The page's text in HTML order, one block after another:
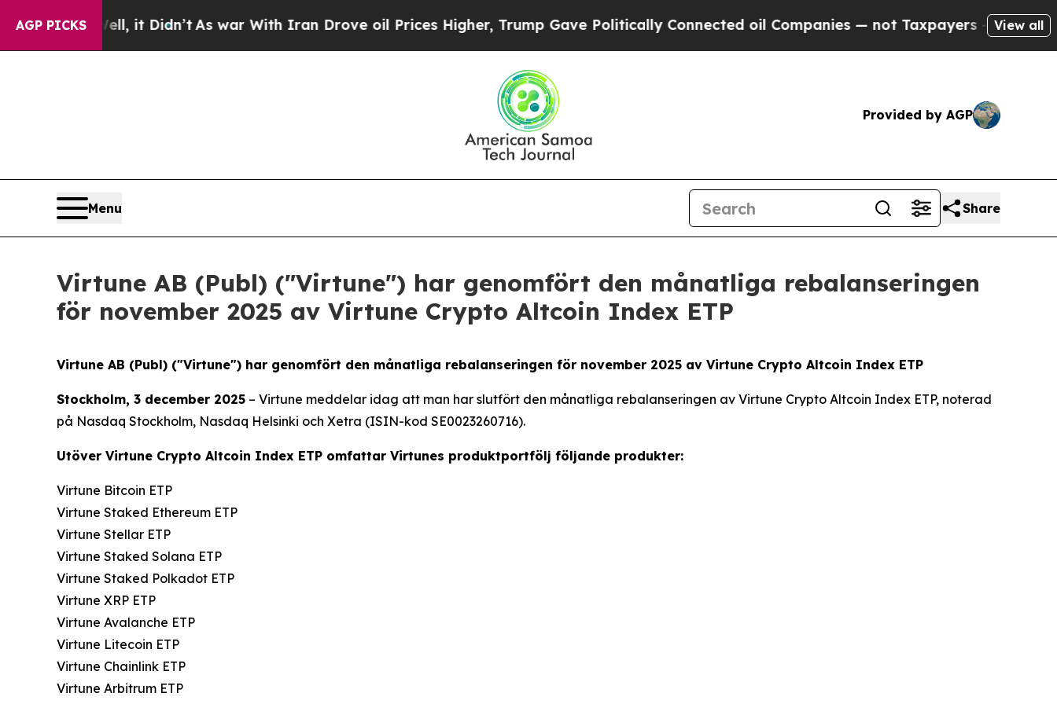
AGP PICKS
Well, it Didn’tAs war With Iran Drove oil Prices Higher, Trump Gave Politically Connected oil Companies — not Taxpayers — the Chance toView all
Provided by AGP
Menu Share
Virtune AB (Publ) ("Virtune") har genomfört den månatliga rebalanseringen
för november 2025 av Virtune Crypto Altcoin Index ETP
Virtune AB (Publ) ("Virtune") har genomfört den månatliga rebalanseringen för november 2025 av Virtune Crypto Altcoin Index ETP
Stockholm, 3 december 2025 – Virtune meddelar idag att man har slutfört den månatliga rebalanseringen av Virtune Crypto Altcoin Index ETP, noterad
på Nasdaq Stockholm, Nasdaq Helsinki och Xetra (ISIN-kod SE0023260716).
Utöver Virtune Crypto Altcoin Index ETP omfattar Virtunes produktportfölj följande produkter:
Virtune Bitcoin ETP
Virtune Staked Ethereum ETP
Virtune Stellar ETP
Virtune Staked Solana ETP
Virtune Staked Polkadot ETP
Virtune XRP ETP
Virtune Avalanche ETP
Virtune Litecoin ETP
Virtune Chainlink ETP
Virtune Arbitrum ETP